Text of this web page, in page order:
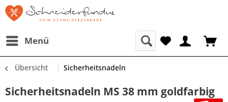
Menü
Übersicht Sicherheitsnadeln
Sicherheitsnadeln MS 38 mm goldfarbig